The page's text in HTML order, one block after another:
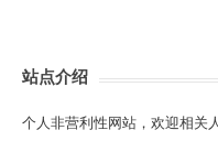
站点介绍
个人非营利性网站，欢迎相关